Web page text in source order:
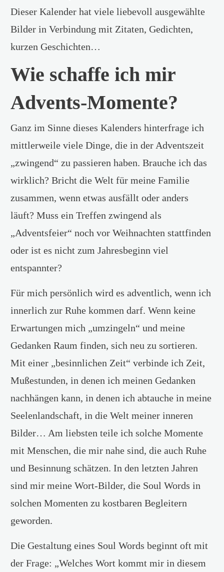
Dieser Kalender hat viele liebevoll ausgewählte
Bilder in Verbindung mit Zitaten, Gedichten,
kurzen Geschichten…
Wie schaffe ich mir
Advents-Momente?
Ganz im Sinne dieses Kalenders hinterfrage ich
mittlerweile viele Dinge, die in der Adventszeit
„zwingend“ zu passieren haben. Brauche ich das
wirklich? Bricht die Welt für meine Familie
zusammen, wenn etwas ausfällt oder anders
läuft? Muss ein Treffen zwingend als
„Adventsfeier“ noch vor Weihnachten stattfinden
oder ist es nicht zum Jahresbeginn viel
entspannter?
Für mich persönlich wird es adventlich, wenn ich
innerlich zur Ruhe kommen darf. Wenn keine
Erwartungen mich „umzingeln“ und meine
Gedanken Raum finden, sich neu zu sortieren.
Mit einer „besinnlichen Zeit“ verbinde ich Zeit,
Mußestunden, in denen ich meinen Gedanken
nachhängen kann, in denen ich abtauche in meine
Seelenlandschaft, in die Welt meiner inneren
Bilder… Am liebsten teile ich solche Momente
mit Menschen, die mir nahe sind, die auch Ruhe
und Besinnung schätzen. In den letzten Jahren
sind mir meine Wort-Bilder, die Soul Words in
solchen Momenten zu kostbaren Begleitern
geworden.
Die Gestaltung eines Soul Words beginnt oft mit
der Frage: „Welches Wort kommt mir in diesem